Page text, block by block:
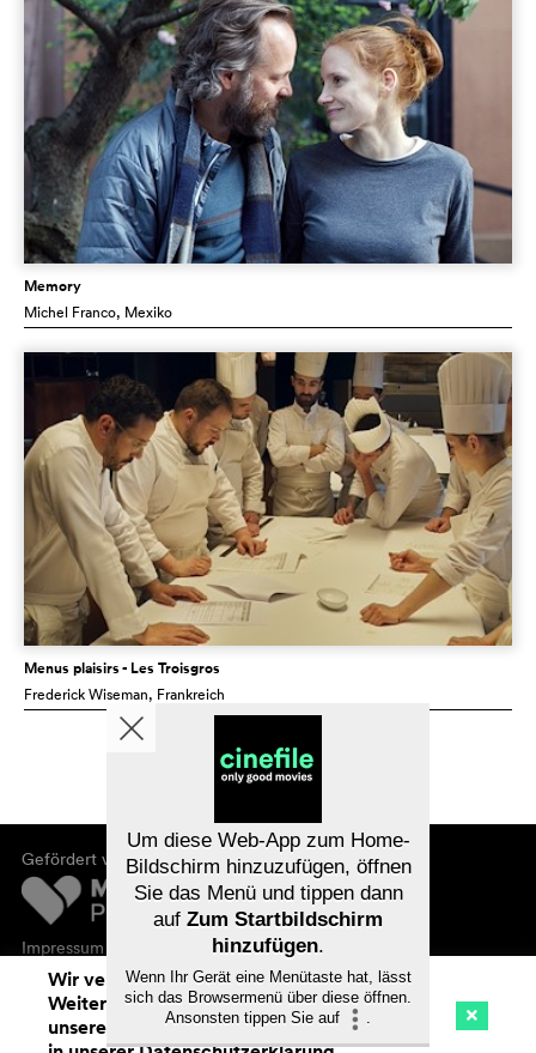
Memory
Michel Franco, Mexiko
Menus plaisirs - Les Troisgros
Frederick Wiseman, Frankreich
Gefördert von
Impressum
Datenschutz
Wir verwenden Cookies. Mit dem
Weitersurfen auf cinefile.ch stimmen Sie
unserer Cookie-Nutzung zu. Mehr Infos
Um diese Web-App zum Home-
Bildschirm hinzuzufügen, öffnen
Sie das Menü und tippen dann
auf Zum Startbildschirm
hinzufügen.
Wenn Ihr Gerät eine Menütaste hat, lässt
sich das Browsermenü über diese öffnen.
Ansonsten tippen Sie auf
.